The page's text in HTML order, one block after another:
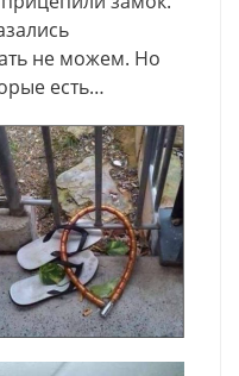
не можем. Но
есть…